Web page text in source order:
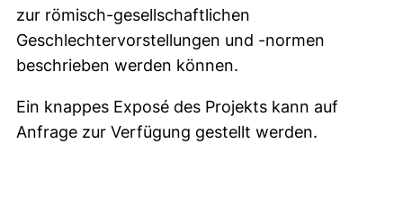
zur römisch-gesellschaftlichen
Geschlechtervorstellungen und -normen
beschrieben werden können.
Ein knappes Exposé des Projekts kann auf
Anfrage zur Verfügung gestellt werden.